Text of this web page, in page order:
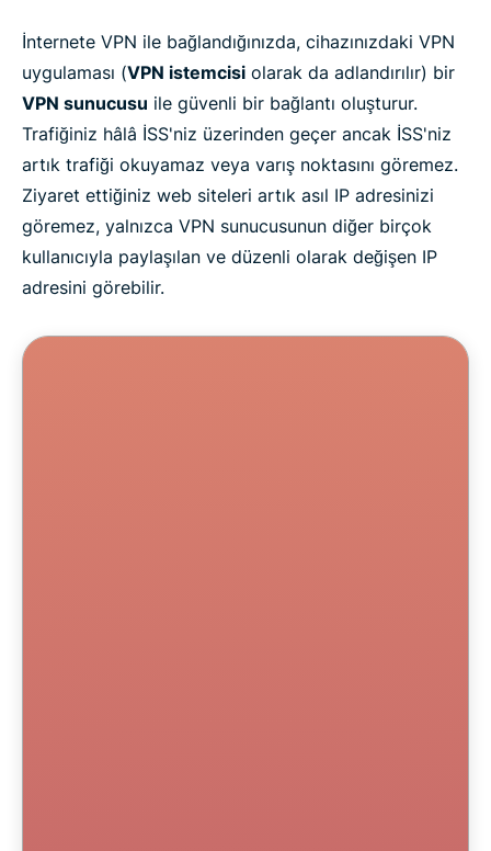
İnternete VPN ile bağlandığınızda, cihazınızdaki VPN
uygulaması (VPN istemcisi olarak da adlandırılır) bir
VPN sunucusu ile güvenli bir bağlantı oluşturur.
Trafiğiniz hâlâ İSS'niz üzerinden geçer ancak İSS'niz
artık trafiği okuyamaz veya varış noktasını göremez.
Ziyaret ettiğiniz web siteleri artık asıl IP adresinizi
göremez, yalnızca VPN sunucusunun diğer birçok
kullanıcıyla paylaşılan ve düzenli olarak değişen IP
adresini görebilir.